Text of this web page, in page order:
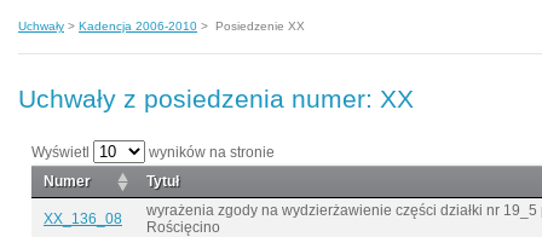
Uchwały > Kadencja 2006-2010 > Posiedzenie XX
Uchwały z posiedzenia numer: XX
Wyświetl
wyników na stronie
Numer
Tytuł
XX_136_08
wyrażenia zgody na wydzierżawienie części działki nr
Rościęcino